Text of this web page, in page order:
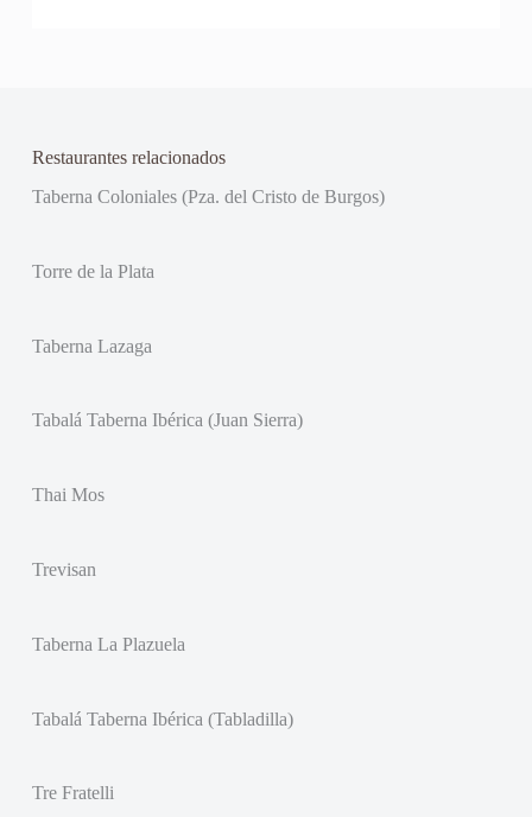
Restaurantes relacionados
Taberna Coloniales (Pza. del Cristo de Burgos)
Torre de la Plata
Taberna Lazaga
Tabalá Taberna Ibérica (Juan Sierra)
Thai Mos
Trevisan
Taberna La Plazuela
Tabalá Taberna Ibérica (Tabladilla)
Tre Fratelli